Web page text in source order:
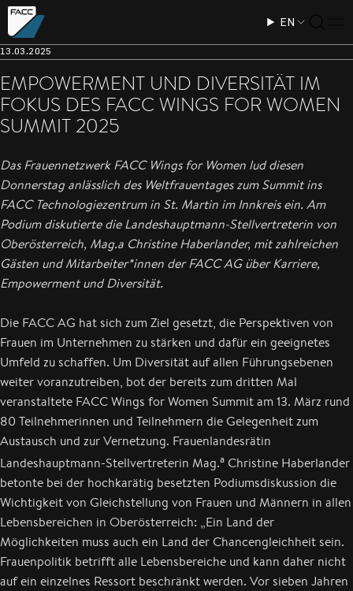
EN
13.03.2025
EMPOWERMENT UND DIVERSITÄT IM
FOKUS DES FACC WINGS FOR WOMEN
SUMMIT 2025
Das Frauennetzwerk FACC Wings for Women lud diesen
Donnerstag anlässlich des Weltfrauentages zum Summit ins
FACC Technologiezentrum in St. Martin im Innkreis ein. Am
Podium diskutierte die Landeshauptmann-Stellvertreterin von
Oberösterreich, Mag.a Christine Haberlander, mit zahlreichen
Gästen und Mitarbeiter*innen der FACC AG über Karriere,
Empowerment und Diversität.
Die FACC AG hat sich zum Ziel gesetzt, die Perspektiven von
Frauen im Unternehmen zu stärken und dafür ein geeignetes
Umfeld zu schaffen. Um Diversität auf allen Führungsebenen
weiter voranzutreiben, bot der bereits zum dritten Mal
veranstaltete FACC Wings for Women Summit am 13. März rund
80 Teilnehmerinnen und Teilnehmern die Gelegenheit zum
Austausch und zur Vernetzung. Frauenlandesrätin
Landeshauptmann-Stellvertreterin Mag.a Christine Haberlander
betonte bei der hochkarätig besetzten Podiumsdiskussion die
Wichtigkeit von Gleichstellung von Frauen und Männern in allen
Lebensbereichen in Oberösterreich: „Ein Land der
Möglichkeiten muss auch ein Land der Chancengleichheit sein.
Frauenpolitik betrifft alle Lebensbereiche und kann daher nicht
auf ein einzelnes Ressort beschränkt werden. Vor sieben Jahren